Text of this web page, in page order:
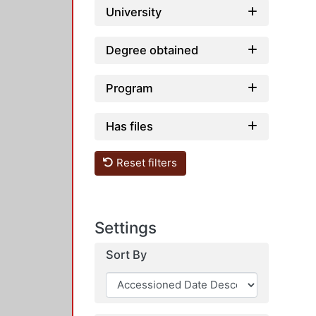
University
Degree obtained
Program
Has files
Reset filters
Settings
Sort By